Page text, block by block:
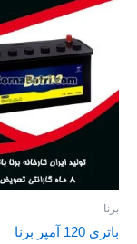
برنا
باتری 120 آمپر برنا